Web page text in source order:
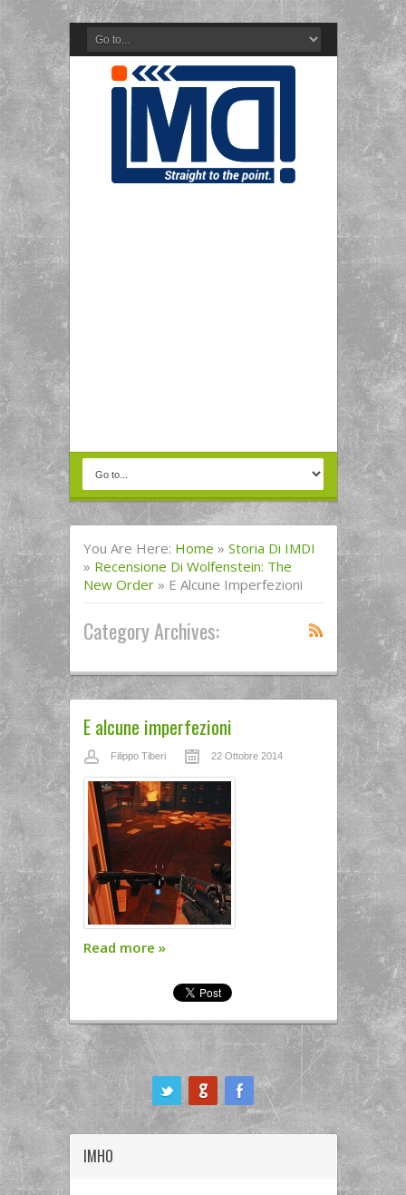
You Are Here: Home » Storia Di IMDI
» Recensione Di Wolfenstein: The
New Order » E Alcune Imperfezioni
Category Archives:
E alcune imperfezioni
Filippo Tiberi 22 Ottobre 2014
Read more »
IMHO